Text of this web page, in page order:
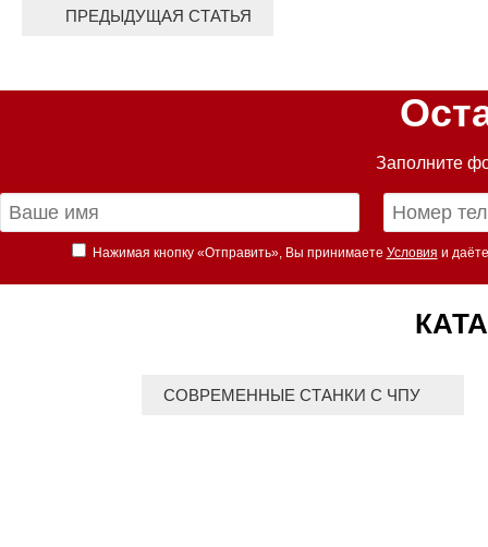
ПРЕДЫДУЩАЯ СТАТЬЯ
Заполните
Нажимая кнопку «Отправить», Вы принимаете Условия и
СОВРЕМЕННЫЕ СТАНКИ С ЧПУ